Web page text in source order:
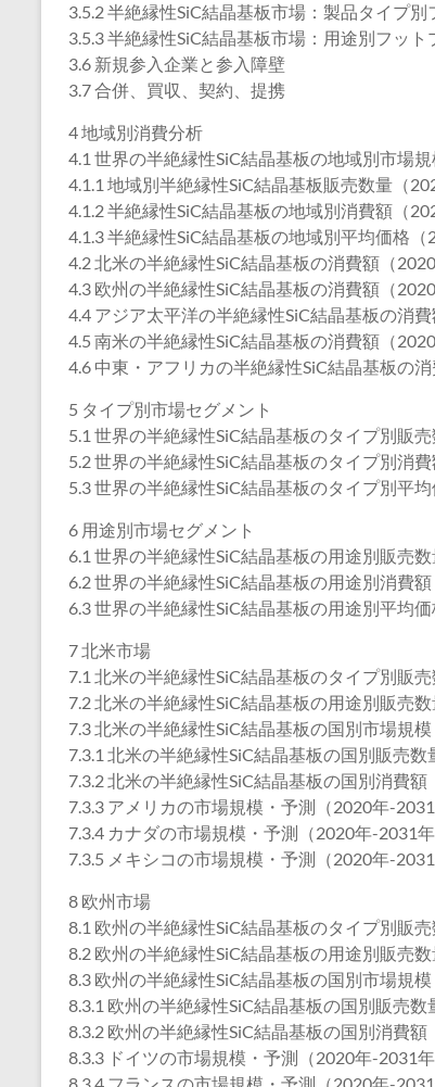
3.5.2 半絶縁性SiC結晶基板市場：製品タイプ別
3.5.3 半絶縁性SiC結晶基板市場：用途別フット
3.6 新規参入企業と参入障壁
3.7 合併、買収、契約、提携
4 地域別消費分析
4.1 世界の半絶縁性SiC結晶基板の地域別市場規
4.1.1 地域別半絶縁性SiC結晶基板販売数量（
4.1.2 半絶縁性SiC結晶基板の地域別消費額（
4.1.3 半絶縁性SiC結晶基板の地域別平均価格（
4.2 北米の半絶縁性SiC結晶基板の消費額（
4.3 欧州の半絶縁性SiC結晶基板の消費額（
4.4 アジア太平洋の半絶縁性SiC結晶基板の消費
4.5 南米の半絶縁性SiC結晶基板の消費額（
4.6 中東・アフリカの半絶縁性SiC結晶基板の
5 タイプ別市場セグメント
5.1 世界の半絶縁性SiC結晶基板のタイプ別販
5.2 世界の半絶縁性SiC結晶基板のタイプ別消
5.3 世界の半絶縁性SiC結晶基板のタイプ別平
6 用途別市場セグメント
6.1 世界の半絶縁性SiC結晶基板の用途別販売
6.2 世界の半絶縁性SiC結晶基板の用途別消費額
6.3 世界の半絶縁性SiC結晶基板の用途別平均
7 北米市場
7.1 北米の半絶縁性SiC結晶基板のタイプ別販
7.2 北米の半絶縁性SiC結晶基板の用途別販売
7.3 北米の半絶縁性SiC結晶基板の国別市場規模
7.3.1 北米の半絶縁性SiC結晶基板の国別販売数
7.3.2 北米の半絶縁性SiC結晶基板の国別消費額
7.3.3 アメリカの市場規模・予測（2020年-2031
7.3.4 カナダの市場規模・予測（2020年-2031年
7.3.5 メキシコの市場規模・予測（2020年-2031
8 欧州市場
8.1 欧州の半絶縁性SiC結晶基板のタイプ別販
8.2 欧州の半絶縁性SiC結晶基板の用途別販売数
8.3 欧州の半絶縁性SiC結晶基板の国別市場規模
8.3.1 欧州の半絶縁性SiC結晶基板の国別販売数
8.3.2 欧州の半絶縁性SiC結晶基板の国別消費額
8.3.3 ドイツの市場規模・予測（2020年-2031年